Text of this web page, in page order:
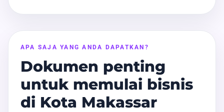
APA SAJA YANG ANDA DAPATKAN?
Dokumen penting
untuk memulai bisnis
di Kota Makassar